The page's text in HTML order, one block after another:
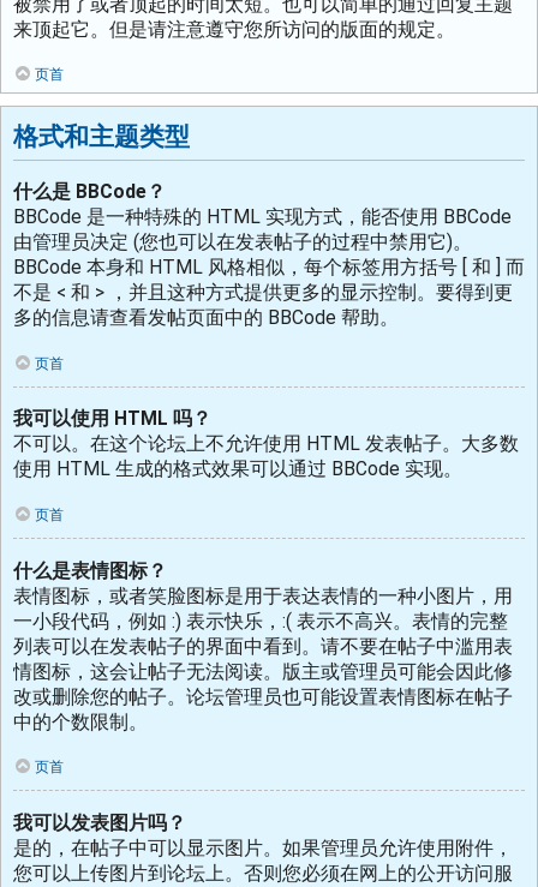
被禁用了或者顶起的时间太短。也可以简单的通过回复主题
来顶起它。但是请注意遵守您所访问的版面的规定。
页首
格式和主题类型
什么是 BBCode？
BBCode 是一种特殊的 HTML 实现方式，能否使用 BBCode
由管理员决定 (您也可以在发表帖子的过程中禁用它)。
BBCode 本身和 HTML 风格相似，每个标签用方括号 [ 和 ] 而
不是 < 和 > ，并且这种方式提供更多的显示控制。要得到更
多的信息请查看发帖页面中的 BBCode 帮助。
页首
我可以使用 HTML 吗？
不可以。在这个论坛上不允许使用 HTML 发表帖子。大多数
使用 HTML 生成的格式效果可以通过 BBCode 实现。
页首
什么是表情图标？
表情图标，或者笑脸图标是用于表达表情的一种小图片，用
一小段代码，例如 :) 表示快乐，:( 表示不高兴。表情的完整
列表可以在发表帖子的界面中看到。请不要在帖子中滥用表
情图标，这会让帖子无法阅读。版主或管理员可能会因此修
改或删除您的帖子。论坛管理员也可能设置表情图标在帖子
中的个数限制。
页首
我可以发表图片吗？
是的，在帖子中可以显示图片。如果管理员允许使用附件，
您可以上传图片到论坛上。否则您必须在网上的公开访问服